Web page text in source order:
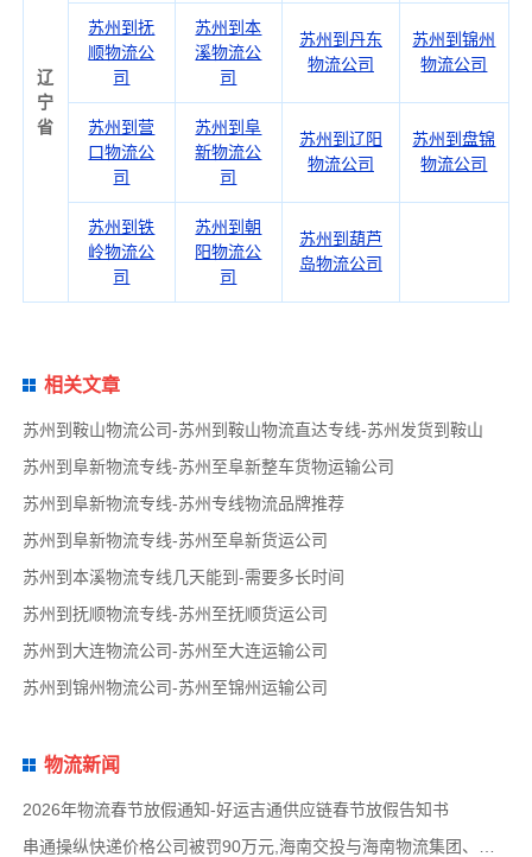
辽
宁
省
苏州到抚
顺物流公
司
苏州到本
溪物流公
司
苏州到丹东
物流公司
苏州到锦州
物流公司
苏州到营
口物流公
司
苏州到阜
新物流公
司
苏州到辽阳
物流公司
苏州到盘锦
物流公司
苏州到铁
岭物流公
司
苏州到朝
阳物流公
司
苏州到葫芦
岛物流公司
相关文章
苏州到鞍山物流公司-苏州到鞍山物流直达专线-苏州发货到鞍山
苏州到阜新物流专线-苏州至阜新整车货物运输公司
苏州到阜新物流专线-苏州专线物流品牌推荐
苏州到阜新物流专线-苏州至阜新货运公司
苏州到本溪物流专线几天能到-需要多长时间
苏州到抚顺物流专线-苏州至抚顺货运公司
苏州到大连物流公司-苏州至大连运输公司
苏州到锦州物流公司-苏州至锦州运输公司
物流新闻
2026年物流春节放假通知-好运吉通供应链春节放假告知书